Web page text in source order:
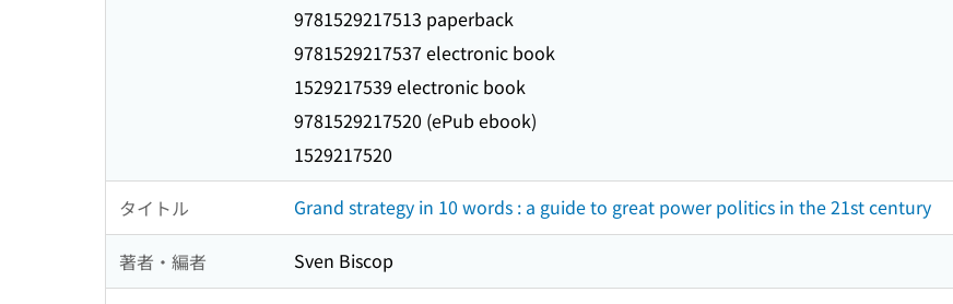
9781529217513 paperback
9781529217537 electronic book
1529217539 electronic book
9781529217520 (ePub ebook)
1529217520
タイトル Grand strategy in 10 words : a guide to great power politics in the 21st century
著者・編者 Sven Biscop